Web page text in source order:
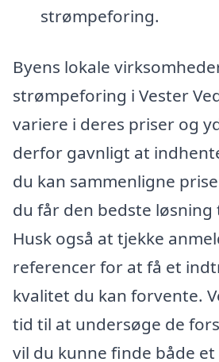
strømpeforing.
Byens lokale
strømpeforing i Vester
variere i deres priser og
derfor gavnligt at
du kan sammenligne
du får den bedste løsning
Husk også at tjekke
referencer for at få et
kvalitet du kan forvente.
tid til at undersøge de
vil du kunne finde både